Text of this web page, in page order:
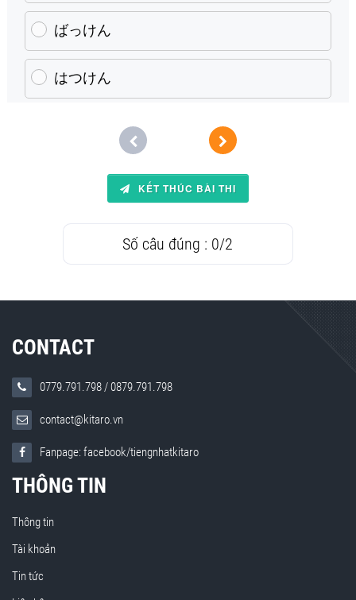
ばっけん
はつけん
KẾT THÚC BÀI THI
Số câu đúng : 0/2
CONTACT
0779.791.798/0879.791.798
contact@kitaro.vn
Fanpage: facebook/tiengnhatkitaro
THÔNG TIN
Thông tin
Tài khoản
Tin tức